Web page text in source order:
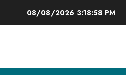
08/08/2026 3:18:59 PM